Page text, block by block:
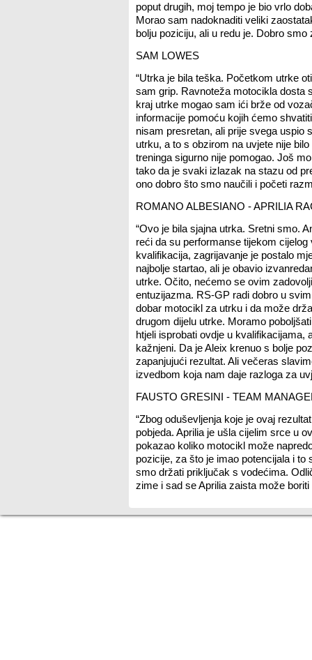
poput drugih, moj tempo je bio vrlo
Morao sam nadoknaditi veliki
bolju poziciju, ali u redu je. Dobro
SAM LOWES
“Utrka je bila teška. Početkom utrke
sam grip. Ravnoteža motocikla dosta
kraj utrke mogao sam ići brže od
informacije pomoću kojih ćemo
nisam presretan, ali prije svega uspio
utrku, a to s obzirom na uvjete nije
treninga sigurno nije pomogao. Još
tako da je svaki izlazak na stazu od
ono dobro što smo naučili i početi
ROMANO ALBESIANO - APRILIA
“Ovo je bila sjajna utrka. Sretni smo.
reći da su performanse tijekom
kvalifikacija, zagrijavanje je postalo
najbolje startao, ali je obavio
utrke. Očito, nećemo se ovim
entuzijazma. RS-GP radi dobro u
dobar motocikl za utrku i da može
drugom dijelu utrke. Moramo
htjeli isprobati ovdje u kvalifikacijama,
kažnjeni. Da je Aleix krenuo s bolje
zapanjujući rezultat. Ali večeras
izvedbom koja nam daje razloga za
FAUSTO GRESINI - TEAM
“Zbog oduševljenja koje je ovaj
pobjeda. Aprilia je ušla cijelim srce u
pokazao koliko motocikl može
pozicije, za što je imao potencijala i to
smo držati priključak s vodećima.
zime i sad se Aprilia zaista može boriti